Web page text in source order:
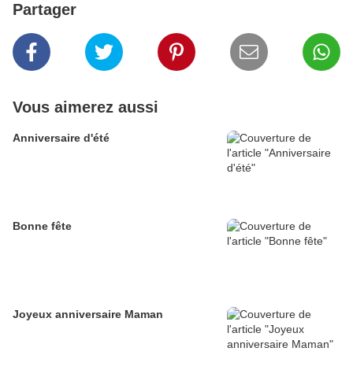
Partager
Vous aimerez aussi
Anniversaire d'été
Bonne fête
Joyeux anniversaire Maman